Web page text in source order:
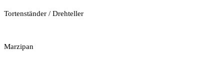
Tortenständer / Drehteller
Marzipan